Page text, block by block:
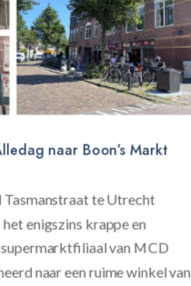
naar Boon’s Markt
Tasmanstraat te Utrecht
enigszins krappe en
van MCD
naar een ruime winkel van